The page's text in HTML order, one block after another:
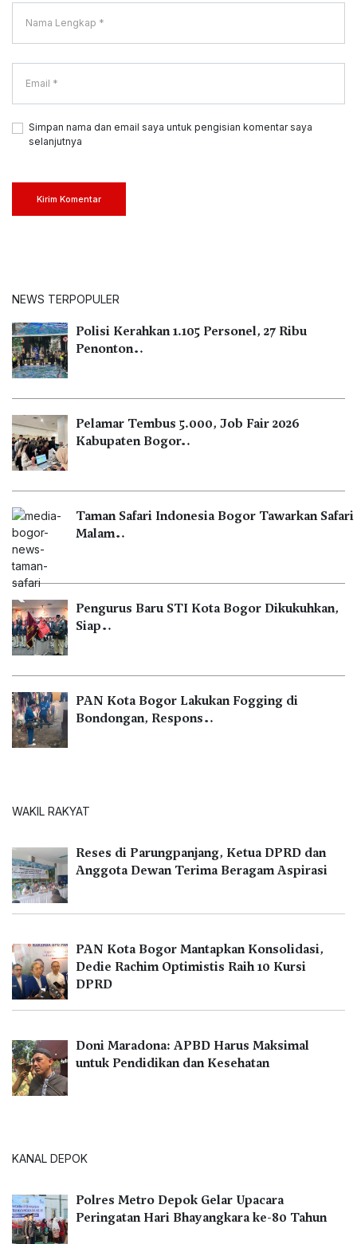
Simpan nama dan email saya untuk pengisian komentar saya
selanjutnya
Kirim Komentar
NEWS TERPOPULER
Polisi Kerahkan 1.105 Personel, 27 Ribu
Penonton…
Pelamar Tembus 5.000, Job Fair 2026
Kabupaten Bogor…
Taman Safari Indonesia Bogor Tawarkan Safari
Malam…
Pengurus Baru STI Kota Bogor Dikukuhkan,
Siap…
PAN Kota Bogor Lakukan Fogging di
Bondongan, Respons…
WAKIL RAKYAT
Reses di Parungpanjang, Ketua DPRD dan
Anggota Dewan Terima Beragam Aspirasi
PAN Kota Bogor Mantapkan Konsolidasi,
Dedie Rachim Optimistis Raih 10 Kursi
DPRD
Doni Maradona: APBD Harus Maksimal
untuk Pendidikan dan Kesehatan
KANAL DEPOK
Polres Metro Depok Gelar Upacara
Peringatan Hari Bhayangkara ke-80 Tahun